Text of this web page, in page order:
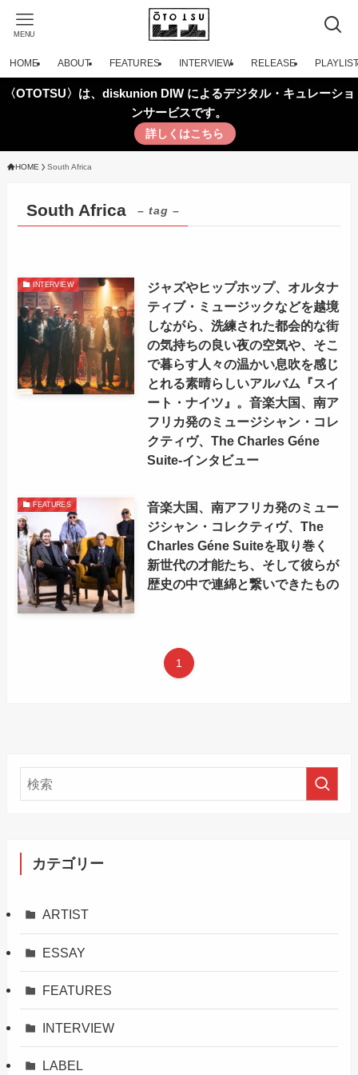
MENU
HOME ABOUT FEATURES INTERVIEW RELEASE PLAYLIST
〈OTOTSU〉は、diskunion DIW によるデジタル・キュレーショ
ンサービスです。
詳しくはこちら
HOME South Africa
South Africa – tag –
INTERVIEW
ジャズやヒップホップ、オルタナ
ティブ・ミュージックなどを越境
しながら、洗練された都会的な街
の気持ちの良い夜の空気や、そこ
で暮らす人々の温かい息吹を感じ
とれる素晴らしいアルバム『スイ
ート・ナイツ』。音楽大国、南ア
フリカ発のミュージシャン・コレ
クティヴ、The Charles Géne
Suite-インタビュー
FEATURES
音楽大国、南アフリカ発のミュー
ジシャン・コレクティヴ、The
Charles Géne Suiteを取り巻く
新世代の才能たち、そして彼らが
歴史の中で連綿と繋いできたもの
1
カテゴリー
ARTIST
ESSAY
FEATURES
INTERVIEW
LABEL